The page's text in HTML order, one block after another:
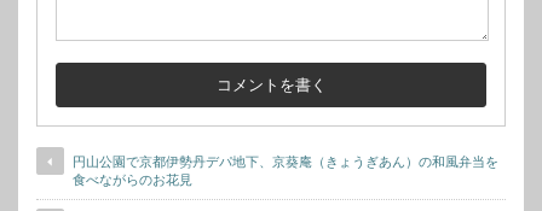
円山公園で京都伊勢丹デパ地下、京葵庵（きょうぎあん）の和風弁当を
食べながらのお花見